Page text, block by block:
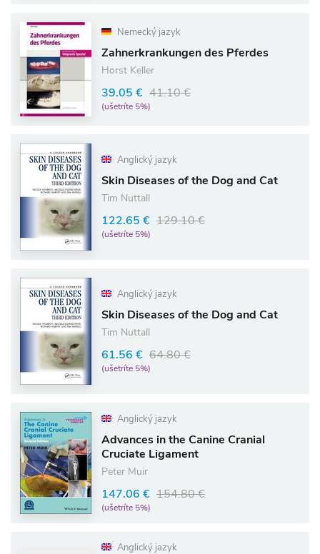
Nemecký jazyk
Zahnerkrankungen des Pferdes
Horst Keller
39.05 € 41.10 €
(ušetríte 5%)
Anglický jazyk
Skin Diseases of the Dog and Cat
Tim Nuttall
122.65 € 129.10 €
(ušetríte 5%)
Anglický jazyk
Skin Diseases of the Dog and Cat
Tim Nuttall
61.56 € 64.80 €
(ušetríte 5%)
Anglický jazyk
Advances in the Canine Cranial
Cruciate Ligament
Peter Muir
147.06 € 154.80 €
(ušetríte 5%)
Anglický jazyk